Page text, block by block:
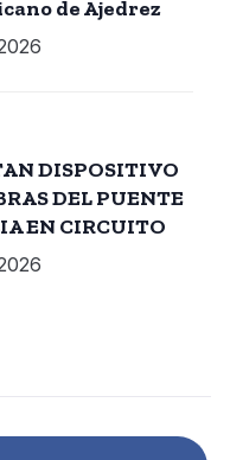
de Ajedrez
DISPOSITIVO
DEL PUENTE
EN CIRCUITO